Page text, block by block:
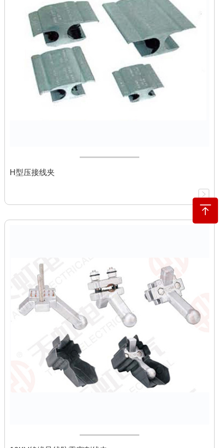
H型压接线夹